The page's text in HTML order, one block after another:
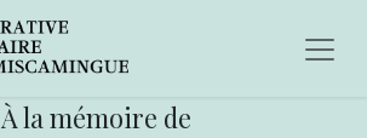
À la mémoire de